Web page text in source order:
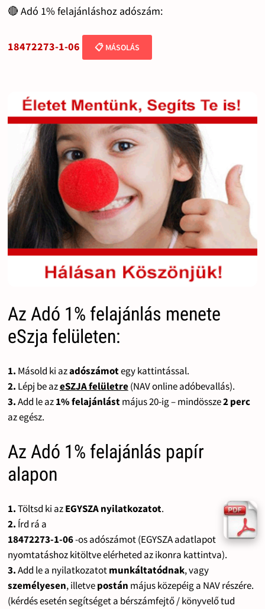
🔴 Adó 1% felajánláshoz adószám:
18472273-1-06 📋 MÁSOLÁS
Az Adó 1% felajánlás menete
eSzja felületen:
1. Másold ki azadószámotegy kattintással.
2. Lépj be azeSZJA felületre(NAV online adóbevallás).
3.Add le az1% felajánlástmájus 20-ig – mindössze2 perc
az egész.
Az Adó 1% felajánlás papír
alapon
1.Töltsd ki azEGYSZA nyilatkozatot.
2. Írd rá a
18472273-1-06-os adószámot (EGYSZA adatlapot
nyomtatáshoz kitöltve elérheted az ikonra kattintva).
3.Add le a nyilatkozatotmunkáltatódnak, vagy
személyesen, illetvepostán május közepéig a NAV részére.
(kérdés esetén segítséget a bérszámfejtő / könyvelő tud